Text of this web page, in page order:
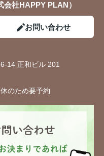
社HAPPY PLAN）
お問い合わせ
14 正和ビル 201
のため要予約